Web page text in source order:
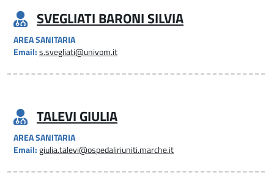
SVEGLIATI BARONI SILVIA
AREA SANITARIA
Email: s.svegliati@univpm.it
TALEVI GIULIA
AREA SANITARIA
Email: giulia.talevi@ospedaliriuniti.marche.it